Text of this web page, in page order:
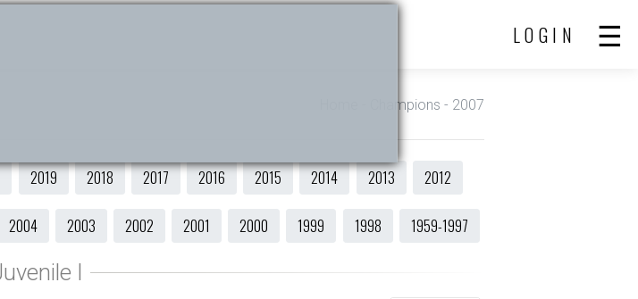
LOGIN
- Champions - 2007
2019 2018 2017 2016 2015 2014 2013 2012
2004 2003 2002 2001 2000 1999 1998 1959-1997